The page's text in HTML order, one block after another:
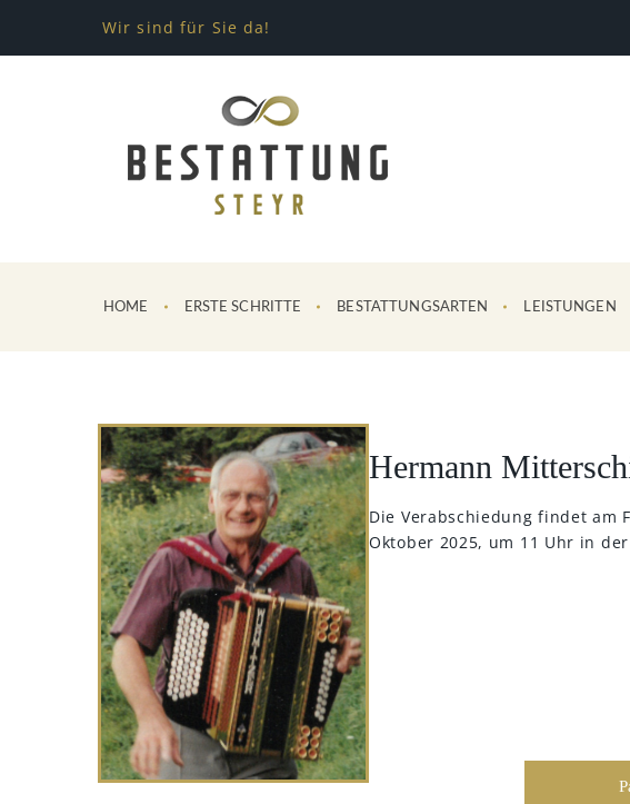
Wir sind für Sie da!
HOME ERSTE SCHRITTE BESTATTUNGSARTEN LEISTUNGEN
Hermann
Die Verabschiedung findet am
Oktober 2025, um 11 Uhr in